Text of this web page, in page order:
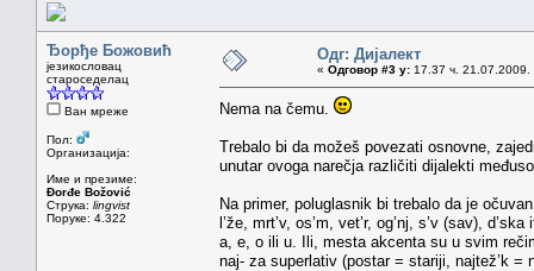
Ђорђе Божовић
језикословац
староседелац
Ван мреже
Пол:
Организација:
Име и презиме:
Đorđe Božović
Струка: lingvist
Поруке: 4.322
Одг: Дијалект
« Одговор #3 у: 17.37 ч. 21.07.2009.
Nema na čemu.
Trebalo bi da možeš povezati osnovne,
unutar ovoga narečja različiti dijalekti
Na primer, poluglasnik bi trebalo da je
l’že, mrt’v, os’m, vet’r, og’nj, s’v (sav),
a, e, o ili u. Ili, mesta akcenta su u svim
naj- za superlativ (postar = stariji, najtež’k =